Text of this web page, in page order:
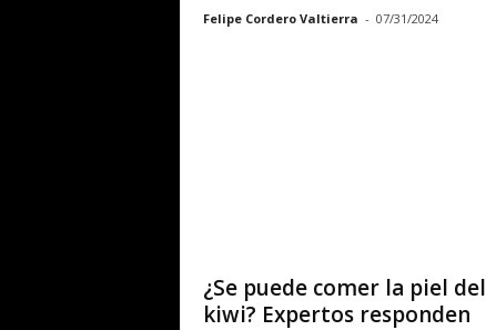
Felipe Cordero Valtierra - 07/31/2024
¿Se puede comer la piel del
kiwi? Expertos responden